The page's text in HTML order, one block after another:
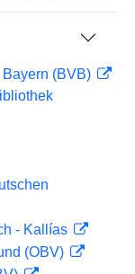
(BVB)
- Kallías
(OBV)